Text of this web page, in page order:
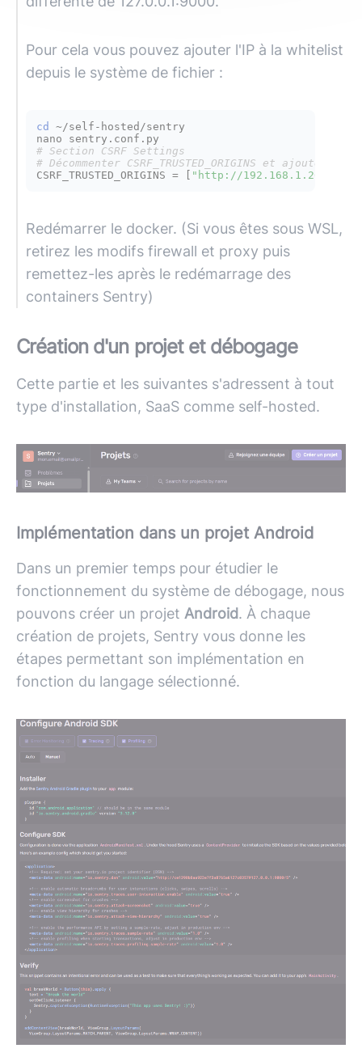
Pour cela vous pouvez ajouter l'IP à la whitelist
depuis le système de fichier :
cd
~/self-hosted/sentry
# Section CSRF Settings
# Décommenter CSRF_TRUSTED_ORIGINS et
CSRF_TRUSTED_ORIGINS = [
"http://
Redémarrer le docker. (Si vous êtes sous WSL,
retirez les modifs firewall et proxy puis
remettez-les après le redémarrage des
containers Sentry)
Création d'un projet et débogage
Cette partie et les suivantes s'adressent à tout
type d'installation, SaaS comme self-hosted.
Implémentation dans un projet Android
Dans un premier temps pour étudier le
fonctionnement du système de débogage, nous
pouvons créer un projet Android. À chaque
création de projets, Sentry vous donne les
étapes permettant son implémentation en
fonction du langage sélectionné.